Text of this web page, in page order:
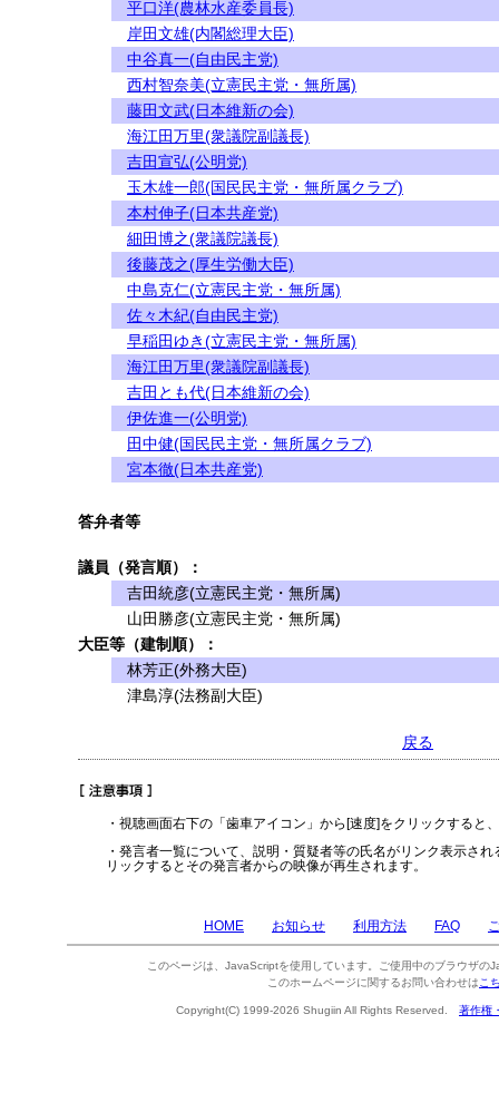
平口洋(農林水産委員長)
岸田文雄(内閣総理大臣)
中谷真一(自由民主党)
西村智奈美(立憲民主党・無所属)
藤田文武(日本維新の会)
海江田万里(衆議院副議長)
吉田宣弘(公明党)
玉木雄一郎(国民民主党・無所属クラブ)
本村伸子(日本共産党)
細田博之(衆議院議長)
後藤茂之(厚生労働大臣)
中島克仁(立憲民主党・無所属)
佐々木紀(自由民主党)
早稲田ゆき(立憲民主党・無所属)
海江田万里(衆議院副議長)
吉田とも代(日本維新の会)
伊佐進一(公明党)
田中健(国民民主党・無所属クラブ)
宮本徹(日本共産党)
答弁者等
議員（発言順）：
吉田統彦(立憲民主党・無所属)
山田勝彦(立憲民主党・無所属)
大臣等（建制順）：
林芳正(外務大臣)
津島淳(法務副大臣)
戻る
・視聴画面右下の「歯車アイコン」から[速度]をクリックすると
・発言者一覧について、説明・質疑者等の氏名がリンク表示さ
リックするとその発言者からの映像が再生されます。
HOME お知らせ 利用方法 FAQ
このページは、JavaScriptを使用しています。ご使用中のブラウザの
このホームページに関するお問い合わせは こ
Copyright(C) 1999-2026 Shugiin All Rights Reserved. 著作権